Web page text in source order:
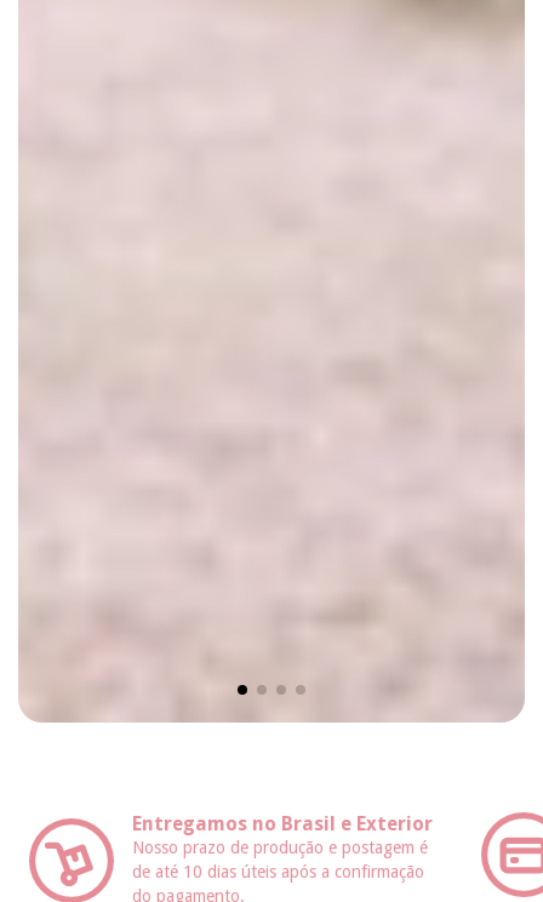
Entregamos no Brasil e Exterior
Nosso prazo de produção e postagem é
de até 10 dias úteis após a confirmação
do pagamento.